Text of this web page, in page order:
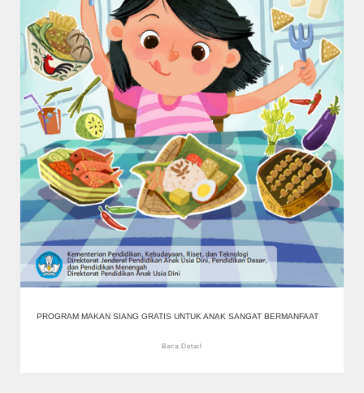
PROGRAM MAKAN SIANG GRATIS UNTUK ANAK SANGAT BERMANFAAT
Baca Detail